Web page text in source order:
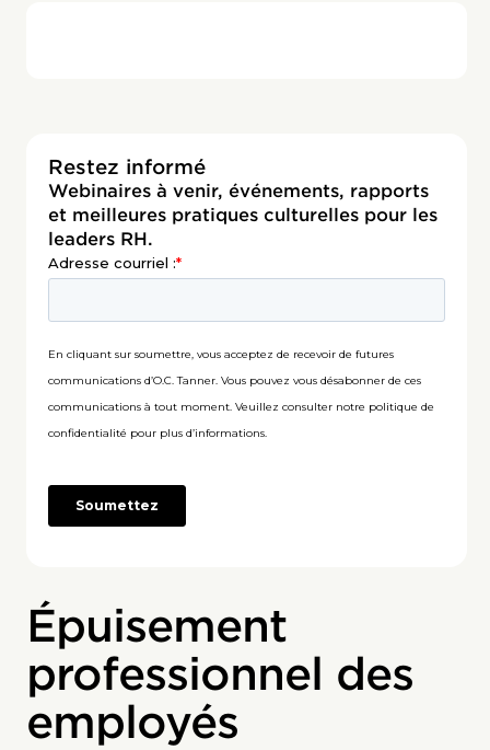
Restez informé
Webinaires à venir, événements, rapports
et meilleures pratiques culturelles pour les
leaders RH.
Épuisement
professionnel des
employés